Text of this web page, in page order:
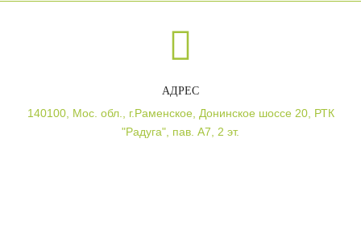
АДРЕС
140100, Мос. обл., г.Раменское, Донинское шоссе 20, РТК
"Радуга", пав. А7, 2 эт.